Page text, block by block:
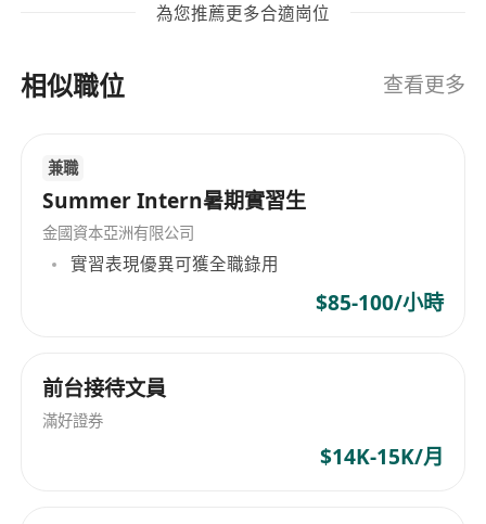
海外工作或学习经验者优先考虑
强；
升综合能力；
2.定期参加香港总部培训，学习跟踪宏观经济发展
动态，研究国际金融业的发展趋势及走向；
3.不断提高自身能力，逐步为客户提供专业的资产
6.积极开展个人业务，培养建立个人团队能力，通
过专业化的管理及培训达成团队目标。
7.根据客户的资产规模、生活目标以及其能承担风
為您推薦更多合適崗位
相似職位 查看更多
兼職
Summer Intern暑期實習生
金國資本亞洲有限公司
實習表現優異可獲全職錄用
$85-100/小時
前台接待文員
滿好證券
$14K-15K/月